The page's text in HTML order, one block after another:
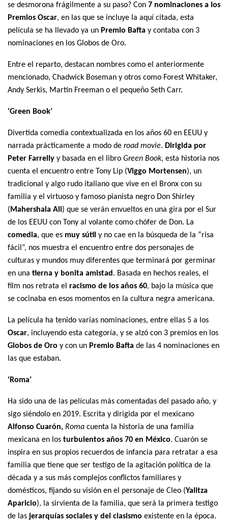
se desmorona frágilmente a su paso? Con 7 nominaciones a los
Premios Oscar, en las que se incluye la aquí citada, esta
película se ha llevado ya un Premio Bafta y contaba con 3
nominaciones en los Globos de Oro.
Entre el reparto, destacan nombres como el anteriormente
mencionado, Chadwick Boseman y otros como Forest Whitaker,
Andy Serkis, Martin Freeman o el pequeño Seth Carr.
‘Green Book’
Divertida comedia contextualizada en los años 60 en EEUU y
narrada prácticamente a modo de road movie. Dirigida por
Peter Farrelly y basada en el libro Green Book, esta historia nos
cuenta el encuentro entre Tony Lip (Viggo Mortensen), un
tradicional y algo rudo italiano que vive en el Bronx con su
familia y el virtuoso y famoso pianista negro Don Shirley
(Mahershala Ali) que se verán envueltos en una gira por el Sur
de los EEUU con Tony al volante como chófer de Don. La
comedia, que es muy sútil y no cae en la búsqueda de la “risa
fácil”, nos muestra el encuentro entre dos personajes de
culturas y mundos muy diferentes que terminará por germinar
en una tierna y bonita amistad . Basada en hechos reales, el
film nos retrata el racismo de los años 60, bajo la música que
se cocinaba en esos momentos en la cultura negra americana.
La película ha tenido varias nominaciones, entre ellas 5 a los
Oscar, incluyendo esta categoría, y se alzó con 3 premios en los
Globos de Oro y con un Premio Bafta de las 4 nominaciones en
las que estaban.
‘Roma’
Ha sido una de las películas más comentadas del pasado año, y
sigo siéndolo en 2019. Escrita y dirigida por el mexicano
Alfonso Cuarón, Roma cuenta la historia de una familia
mexicana en los turbulentos años 70 en México. Cuarón se
inspira en sus propios recuerdos de infancia para retratar a esa
familia que tiene que ser testigo de la agitación política de la
década y a sus más complejos conflictos familiares y
domésticos, fijando su visión en el personaje de Cleo (Yalitza
Aparicio), la sirvienta de la familia, que será la primera testigo
de las jerarquías sociales y del clasismo existente en la época.